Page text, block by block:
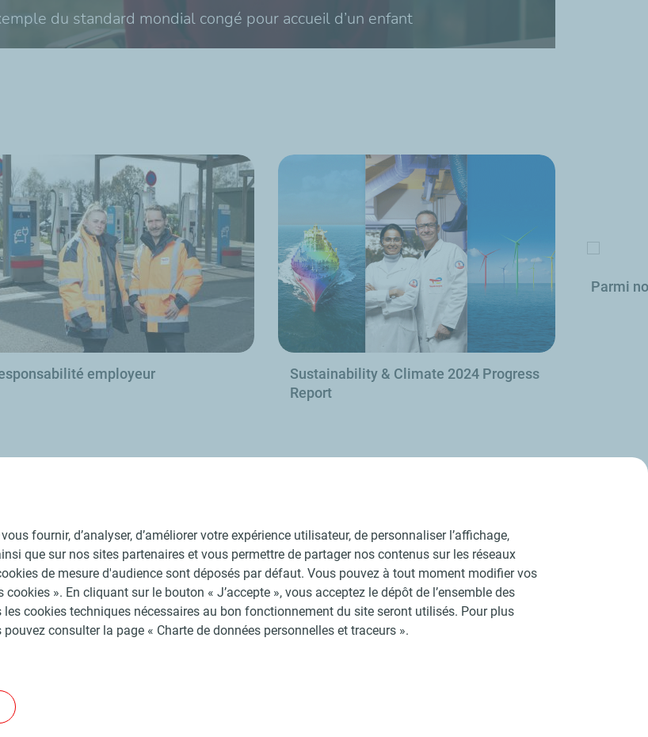
du standard mondial congé pour accueil d’un enfant
employeur
Sustainability & Climate 2024 Progress
Report
Parmi
nous
fournir, d’analyser, d’améliorer votre expérience utilisateur, de personnaliser l’affichage,
que sur nos sites partenaires et vous permettre de partager nos contenus sur les réseaux
de mesure d'audience sont déposés par défaut. Vous pouvez à tout moment modifier vos
». En cliquant sur le bouton « J’accepte », vous acceptez le dépôt de l’ensemble des
cookies techniques nécessaires au bon fonctionnement du site seront utilisés. Pour plus
consulter la page « Charte de données personnelles et traceurs ».